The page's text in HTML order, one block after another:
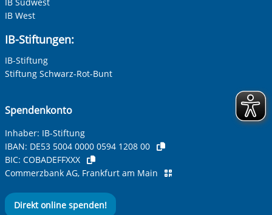
Ihre E-Mail-Adresse
Ihre Telefonnummer
Betreff ihrer Anfrage
Ihre Nachricht*
IB Südwest
IB West
IB-Stiftungen:
IB-Stiftung
Stiftung Schwarz-Rot-Bunt
Spendenkonto
Inhaber: IB-Stiftung
IBAN: DE53 5004 0000 0594 1208 00
BIC: COBADEFFXXX
Commerzbank AG, Frankfurt am Main
Direkt online spenden!